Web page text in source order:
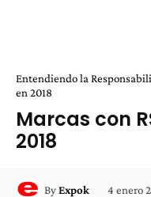
Entendiendo la
en 2018
Marcas con
2018
ByExpok 4 enero